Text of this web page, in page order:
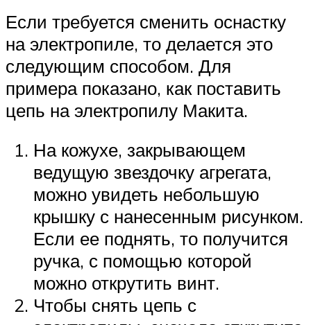
Если требуется сменить оснастку
на электропиле, то делается это
следующим способом. Для
примера показано, как поставить
цепь на электропилу Макита.
На кожухе, закрывающем
ведущую звездочку агрегата,
можно увидеть небольшую
крышку с нанесенным рисунком.
Если ее поднять, то получится
ручка, с помощью которой
можно открутить винт.
Чтобы снять цепь с